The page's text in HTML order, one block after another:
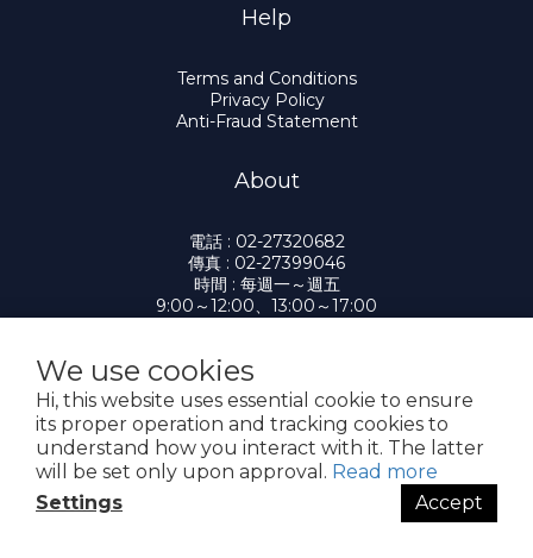
We use cookies
Hi, this website uses essential cookie to ensure
its proper operation and tracking cookies to
understand how you interact with it. The latter
will be set only upon approval. Read more
Settings
Accept
Help
Terms and Conditions
Privacy Policy
Anti-Fraud Statement
About
電話 : 02-27320682
傳真 : 02-27399046
時間 : 每週一～週五
9:00～12:00、13:00～17:00
提醒您，我們不會以電話或簡訊方式通知變更付款方式。